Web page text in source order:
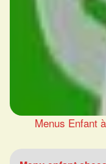
Menus Enfant